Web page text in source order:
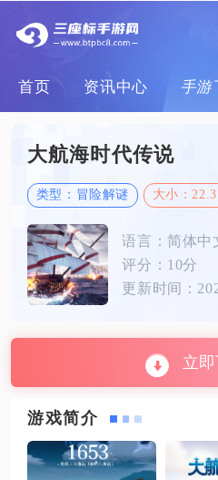
首页 资讯中心 手游
大航海时代传说
类型：冒险解谜 大小：
语言：简体中
评分：10分
更新时间：
立
游戏简介